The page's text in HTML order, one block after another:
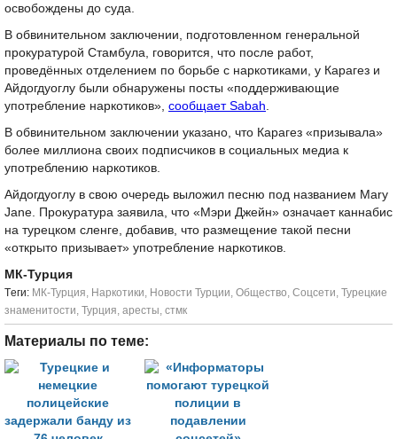
освобождены до суда.
В обвинительном заключении, подготовленном генеральной
прокуратурой Стамбула, говорится, что после работ,
проведённых отделением по борьбе с наркотиками, у Карагез и
Айдогдуоглу были обнаружены посты «поддерживающие
употребление наркотиков», сообщает Sabah.
В обвинительном заключении указано, что Карагез «призывала»
более миллиона своих подписчиков в социальных медиа к
употреблению наркотиков.
Айдогдуоглу в свою очередь выложил песню под названием Mary
Jane. Прокуратура заявила, что «Мэри Джейн» означает каннабис
на турецком сленге, добавив, что размещение такой песни
«открыто призывает» употребление наркотиков.
МК-Турция
Tеги: МК-Турция, Наркотики, Новости Турции, Общество, Соцсети, Турецкие
знаменитости, Турция, аресты, стмк
Материалы по теме: